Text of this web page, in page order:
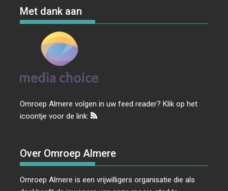
Met dank aan
Omroep Almere volgen in uw feed reader? Klik op het
icoontje voor de link:
Over Omroep Almere
Omroep Almere is een vrijwilligers organisatie die als